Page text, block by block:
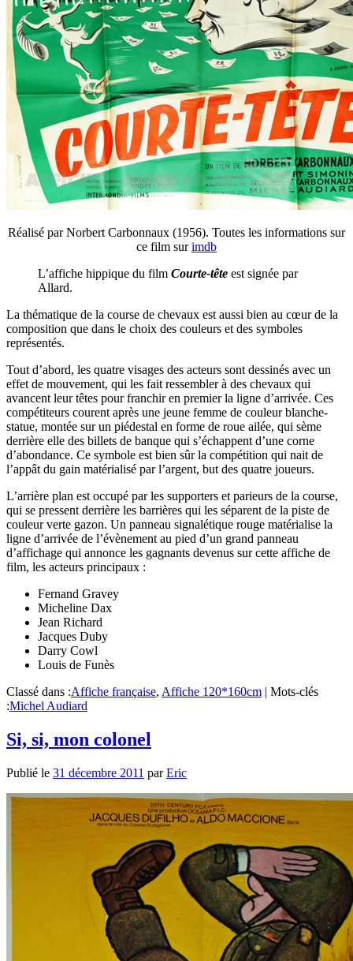
Réalisé par Norbert Carbonnaux (1956). Toutes les informations sur
ce film surimdb
L’affiche hippique du film Courte-tête est signée par
Allard.
La thématique de la course de chevaux est aussi bien au cœur de la
composition que dans le choix des couleurs et des symboles
représentés.
Tout d’abord, les quatre visages des acteurs sont dessinés avec un
effet de mouvement, qui les fait ressembler à des chevaux qui
avancent leur têtes pour franchir en premier la ligne d’arrivée. Ces
compétiteurs courent après une jeune femme de couleur blanche-
statue, montée sur un piédestal en forme de roue ailée, qui sème
derrière elle des billets de banque qui s’échappent d’une corne
d’abondance. Ce symbole est bien sûr la compétition qui nait de
l’appât du gain matérialisé par l’argent, but des quatre joueurs.
L’arrière plan est occupé par les supporters et parieurs de la course,
qui se pressent derrière les barrières qui les séparent de la piste de
couleur verte gazon. Un panneau signalétique rouge matérialise la
ligne d’arrivée de l’évènement au pied d’un grand panneau
d’affichage qui annonce les gagnants devenus sur cette affiche de
film, les acteurs principaux :
Fernand Gravey
Micheline Dax
Jean Richard
Jacques Duby
Darry Cowl
Louis de Funès
Classé dans :Affiche française, Affiche 120*160cm | Mots-clés
:Michel Audiard
Si, si, mon colonel
Publié le 31 décembre 2011 parEric